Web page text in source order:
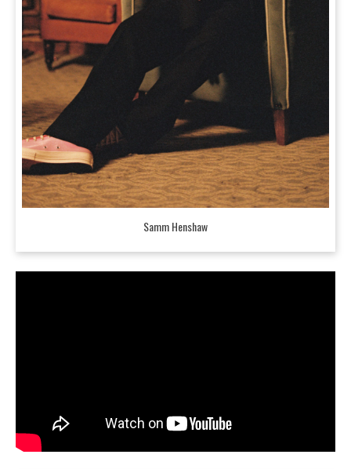
Samm Henshaw